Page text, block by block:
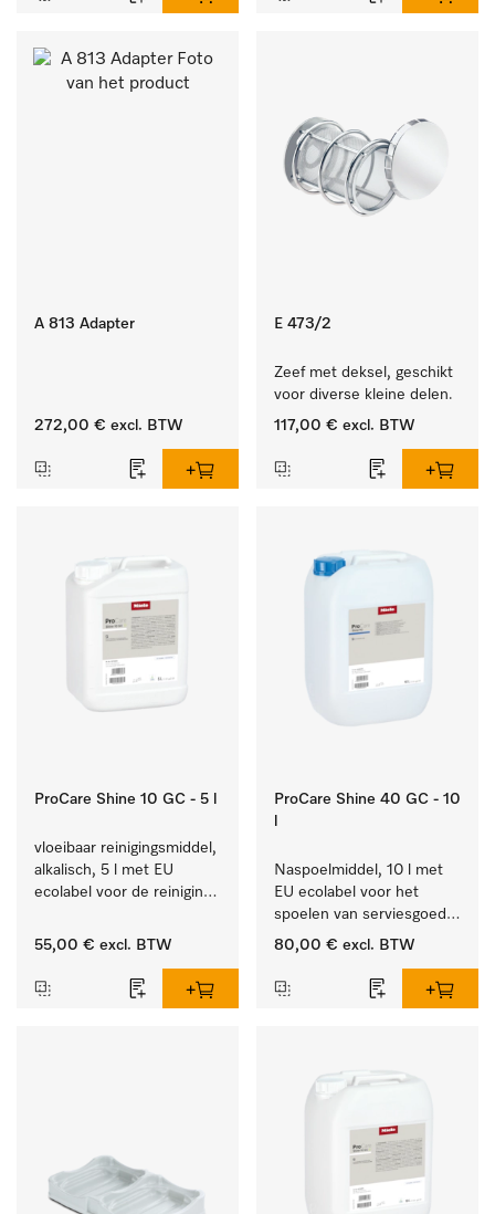
A 813 Adapter
272,00 € excl. BTW
E 473/2
Zeef met deksel, geschikt
voor diverse kleine delen.
117,00 € excl. BTW
ProCare Shine 10 GC - 5 l
vloeibaar reinigingsmiddel,
alkalisch, 5 l met EU
ecolabel voor de reiniging
serviesgoed, bestek en
55,00 € excl. BTW
ProCare Shine 40 GC - 10
Naspoelmiddel, 10 l met
EU ecolabel voor het
spoelen van serviesgoed,
bestek en glazen.
80,00 € excl. BTW